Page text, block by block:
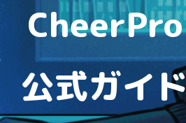
CheerPro
公式ガイ